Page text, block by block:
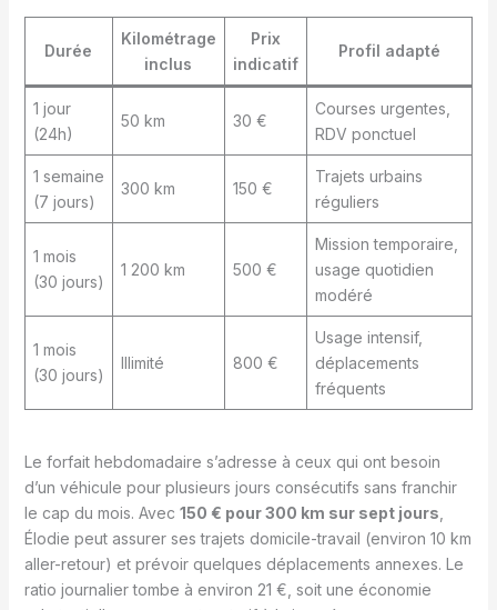
Durée
Kilométrage
inclus
Prix
indicatif
Profil adapté
1 jour
(24h)
50 km 30 €
Courses urgentes,
RDV ponctuel
1 semaine
(7 jours)
300 km 150 €
Trajets urbains
réguliers
1 mois
(30 jours)
1 200 km 500 €
Mission temporaire,
usage quotidien
modéré
1 mois
(30 jours)
Illimité 800 €
Usage intensif,
déplacements
fréquents
Le forfait hebdomadaire s’adresse à ceux qui ont besoin
d’un véhicule pour plusieurs jours consécutifs sans franchir
le cap du mois. Avec 150 € pour 300 km sur sept jours
Élodie peut assurer ses trajets domicile-travail (environ 10 km
aller-retour) et prévoir quelques déplacements annexes. Le
ratio journalier tombe à environ 21 €, soit une économie